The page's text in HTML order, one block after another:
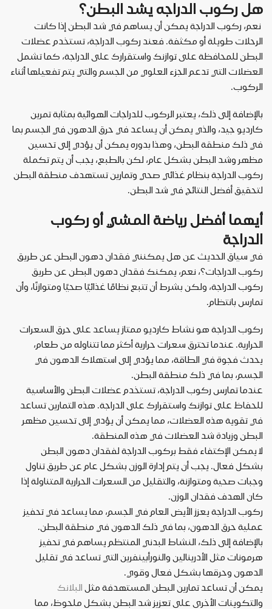
هل ركوب الدراجه يشد البطن؟
نعم، ركوب الدراجة يمكن أن يساهم في شد البطن إذا كانت
الرحلات طويلة أو مكثفة. فعند ركوب الدراجة، تستخدم عضلات
البطن للمحافظة على توازنك واستقرارك على الدراجة، كما تشمل
العضلات التي تدعم الجزء العلوي من الجسم والتي يتم تفعيلها أثناء
الركوب.
بالإضافة إلى ذلك، يعتبر الركوب للدراجات الهوائية بمثابة تمرين
كارديو جيد، والذي يمكن أن يساعد في حرق الدهون في الجسم بما
في ذلك منطقة البطن، وهذا بدوره يمكن أن يؤدي إلى تحسين
مظهر وشد البطن بشكل عام، لكن بالطبع، يجب أن يتم تكملة
ركوب الدراجة بنظام غذائي صحي وتمارين تستهدف منطقة البطن
لتحقيق أفضل النتائج في شد البطن.
أيهما أفضل رياضة المشي أو ركوب
الدراجة
في سياق الحديث عن هل يمكنني فقدان دهون البطن عن طريق
ركوب الدراجات؟، نعم، يمكنك فقدان دهون البطن عن طريق
ركوب الدراجة، ولكن بشرط أن تتبع نظامًا غذائيًا صحيًا ومتوازنًا، وأن
تمارس بانتظام.
ركوب الدراجة هو نشاط كارديو ممتاز يساعد على حرق السعرات
الحرارية. عندما تحترق سعرات حرارية أكثر مما تتناوله من طعام،
يحدث فجوة في الطاقة، مما يؤدي إلى استهلاك الدهون في
الجسم، بما في ذلك منطقة البطن.
عندما تمارس ركوب الدراجة، تستخدم عضلات البطن والأساسية
للحفاظ على توازنك واستقرارك على الدراجة. هذه التمارين تساعد
في تقوية هذه العضلات، مما يمكن أن يؤدي إلى تحسين مظهر
البطن وزيادة شد العضلات في هذه المنطقة.
لا يمكن الإكتفاء فقط بركوب الدراجة لفقدان دهون البطن
بشكل فعال. يجب أن يتم إدارة الوزن بشكل عام عن طريق تناول
وجبات صحية ومتوازنة، والتقليل من السعرات الحرارية المتناولة إذا
كان الهدف فقدان الوزن.
ركوب الدراجة يعزز الأيض العام في الجسم، مما يساعد في تحفيز
عملية حرق الدهون، بما في ذلك الدهون في منطقة البطن.
بالإضافة إلى ذلك، النشاط البدني المنتظم يساهم في تحفيز
هرمونات مثل الأدرينالين والنورأبينفرين التي تساعد في تقليل
الدهون وحرقها بشكل فعال وقوي.
يمكن أن تساعد تمارين البطن المستهدفة مثل البلانك
والتكوينات الأخرى على تعزيز شد البطن بشكل ملحوظ، مما